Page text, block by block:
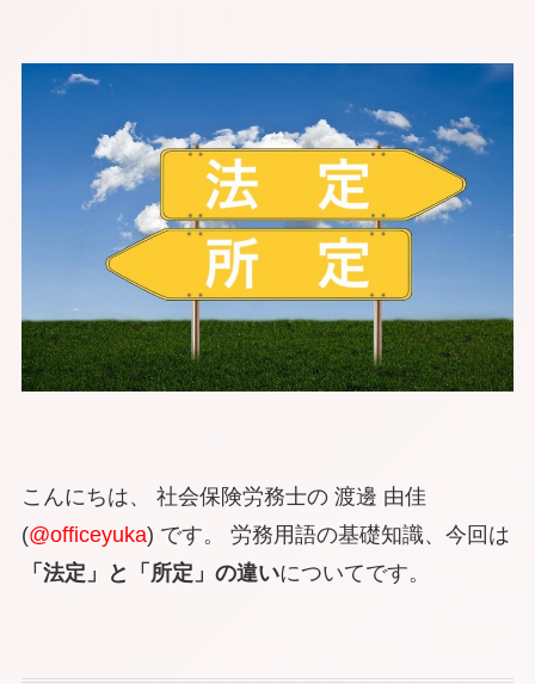
こんにちは、 社会保険労務士の 渡邊 由佳
(@officeyuka) です。 労務用語の基礎知識、今回は
「法定」と「所定」の違いについてです。